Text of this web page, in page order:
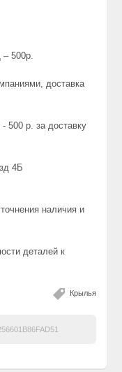
500р.
доставка
500 р. за доставку
4Б
наличия и
деталей к
Крылья